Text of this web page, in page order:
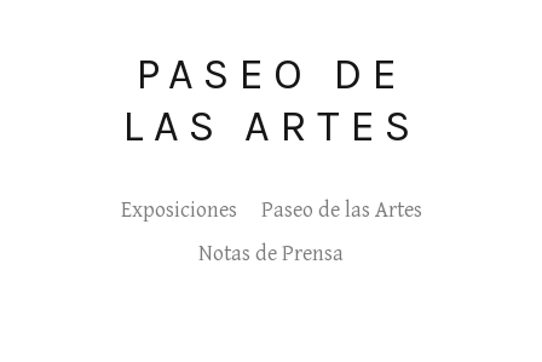
PASEO DE
LAS ARTES
Exposiciones
Paseo de las Artes
Notas de Prensa